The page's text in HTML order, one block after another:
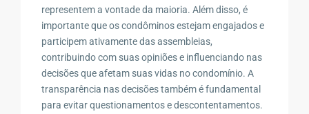
representem a vontade da maioria. Além disso, é
importante que os condôminos estejam engajados e
participem ativamente das assembleias,
contribuindo com suas opiniões e influenciando nas
decisões que afetam suas vidas no condomínio. A
transparência nas decisões também é fundamental
para evitar questionamentos e descontentamentos.